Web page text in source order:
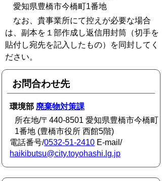
愛知県豊橋市今橋町1番地
なお、貴事業所にて控えが必要な場合
は、副本を１部作成し返信用封筒（切手を
貼付し宛先を記入したもの）を同封してく
ださい。
お問合わせ先
環境部 廃棄物対策課
所在地/〒440-8501 愛知県豊橋市今橋町
1番地 (豊橋市役所 西館5階)
電話番号/0532-51-2410 E-mail/
haikibutsu@city.toyohashi.lg.jp